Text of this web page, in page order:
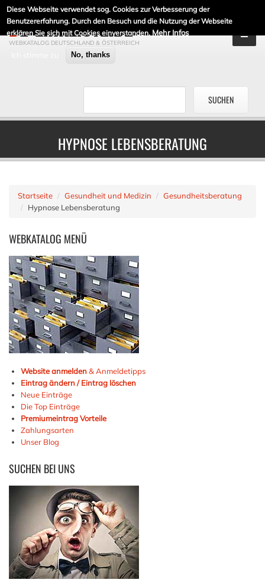
Diese Webseite verwendet sog. Cookies zur Verbesserung der
Benutzererfahrung. Durch den Besuch und die Nutzung der Webseite
erklären Sie sich mit Cookies einverstanden. Mehr Infos
No, thanks
DE-LINKLISTE.DE
WEBKATALOG DEUTSCHLAND & ÖSTERREICH
HYPNOSE LEBENSBERATUNG
Startseite Gesundheit und Medizin
Gesundheitsberatung
Hypnose Lebensberatung
WEBKATALOG MENÜ
Website anmelden& Anmeldetipps
Eintrag ändern / Eintrag löschen
Neue Einträge
Die Top Einträge
Premiumeintrag Vorteile
Zahlungsarten
Unser Blog
SUCHEN BEI UNS